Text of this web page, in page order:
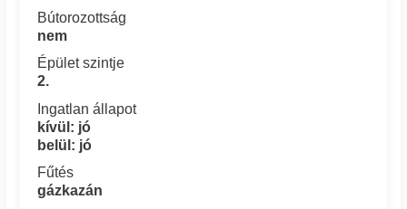
Bútorozottság
nem
Épület szintje
2.
Ingatlan állapot
kívül: jó
belül: jó
Fűtés
gázkazán